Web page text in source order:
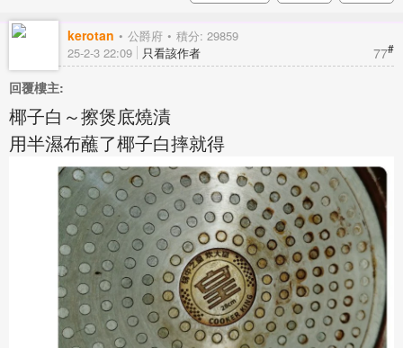
kerotan 公爵府 積分: 29859
77#
25-2-3 22:09 只看該作者
回覆樓主:
椰子白～擦煲底燒漬
用半濕布蘸了椰子白摔就得